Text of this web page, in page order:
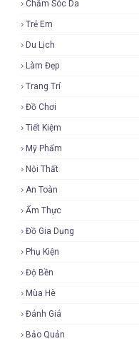
Chăm Sóc Da
Trẻ Em
Du Lịch
Làm Đẹp
Trang Trí
Đồ Chơi
Tiết Kiệm
Mỹ Phẩm
Nội Thất
An Toàn
Ẩm Thực
Đồ Gia Dụng
Phụ Kiện
Độ Bền
Mùa Hè
Đánh Giá
Bảo Quản